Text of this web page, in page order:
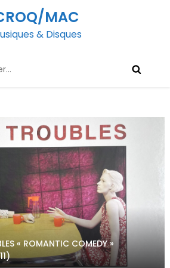
MAC
& Disques
« ROMANTIC COMEDY »